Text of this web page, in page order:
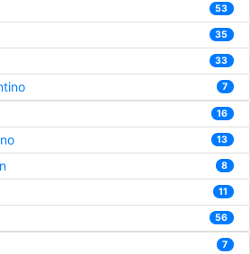
53
35
33
7
16
13
8
11
56
7